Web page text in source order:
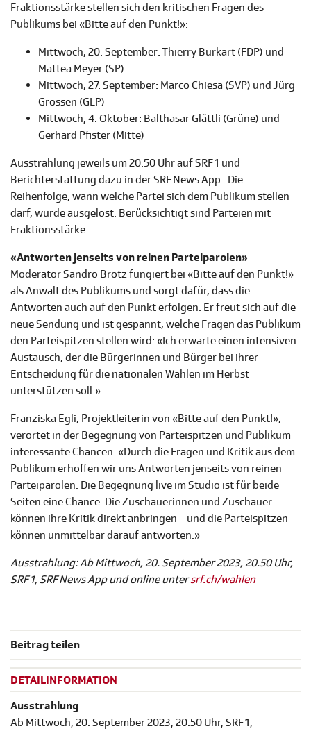
Fraktionsstärke stellen sich den kritischen Fragen des
Publikums bei «Bitte auf den Punkt!»:
Mittwoch, 20. September: Thierry Burkart (FDP) und
Mattea Meyer (SP)
Mittwoch, 27. September: Marco Chiesa (SVP) und Jürg
Grossen (GLP)
Mittwoch, 4. Oktober: Balthasar Glättli (Grüne) und
Gerhard Pfister (Mitte)
Ausstrahlung jeweils um 20.50 Uhr auf SRF 1 und
Berichterstattung dazu in der SRF News App. Die
Reihenfolge, wann welche Partei sich dem Publikum stellen
darf, wurde ausgelost. Berücksichtigt sind Parteien mit
Fraktionsstärke.
«Antworten jenseits von reinen Parteiparolen»
Moderator Sandro Brotz fungiert bei «Bitte auf den Punkt!»
als Anwalt des Publikums und sorgt dafür, dass die
Antworten auch auf den Punkt erfolgen. Er freut sich auf die
neue Sendung und ist gespannt, welche Fragen das Publikum
den Parteispitzen stellen wird: «Ich erwarte einen intensiven
Austausch, der die Bürgerinnen und Bürger bei ihrer
Entscheidung für die nationalen Wahlen im Herbst
unterstützen soll.»
Franziska Egli, Projektleiterin von «Bitte auf den Punkt!»,
verortet in der Begegnung von Parteispitzen und Publikum
interessante Chancen: «Durch die Fragen und Kritik aus dem
Publikum erhoffen wir uns Antworten jenseits von reinen
Parteiparolen. Die Begegnung live im Studio ist für beide
Seiten eine Chance: Die Zuschauerinnen und Zuschauer
können ihre Kritik direkt anbringen – und die Parteispitzen
können unmittelbar darauf antworten.»
Ausstrahlung: Ab Mittwoch, 20. September 2023, 20.50 Uhr,
SRF 1, SRF News App und online untersrf.ch/wahlen
Beitrag teilen
DETAILINFORMATION
Ausstrahlung
Ab Mittwoch, 20. September 2023, 20.50 Uhr, SRF 1,